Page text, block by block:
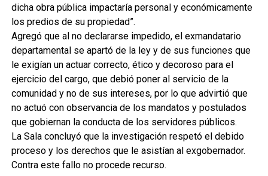
dicha obra pública impactaría personal y económicamente
los predios de su propiedad”.
Agregó que al no declararse impedido, el exmandatario
departamental se apartó de la ley y de sus funciones que
le exigían un actuar correcto, ético y decoroso para el
ejercicio del cargo, que debió poner al servicio de la
comunidad y no de sus intereses, por lo que advirtió que
no actuó con observancia de los mandatos y postulados
que gobiernan la conducta de los servidores públicos.
La Sala concluyó que la investigación respetó el debido
proceso y los derechos que le asistían al exgobernador.
Contra este fallo no procede recurso.